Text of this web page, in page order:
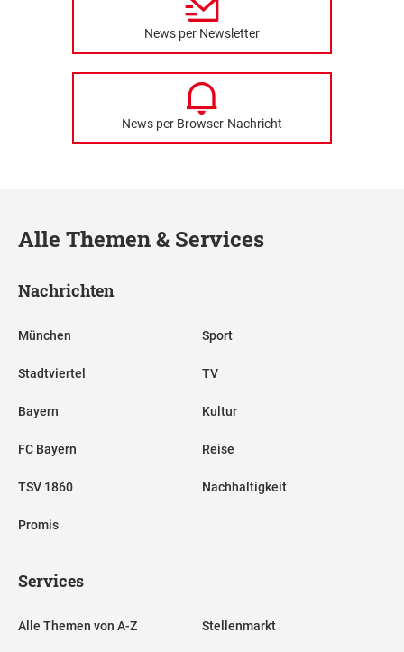
News per Newsletter
News per Browser-Nachricht
Alle Themen & Services
Nachrichten
München
Stadtviertel
Bayern
FC Bayern
TSV 1860
Promis
Sport
TV
Kultur
Reise
Nachhaltigkeit
Services
Alle Themen von A-Z Stellenmarkt